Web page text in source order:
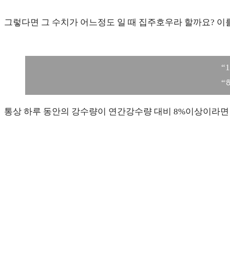
그렇다면 그 수치가 어느정도 일 때 집주호우라 할까요?
“
통상 하루 동안의 강수량이 연간강수량 대비 8%이상이라